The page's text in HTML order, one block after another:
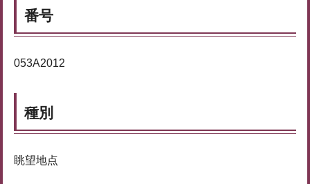
番号
053A2012
種別
眺望地点